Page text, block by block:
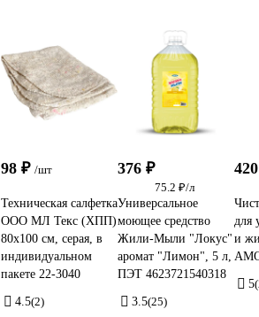
98 ₽ /шт
Техническая салфетка
ООО МЛ Текс (ХПП)
80x100 см, серая, в
индивидуальном
пакете 22-3040
4.5(2)
376 ₽
75.2 ₽/л
Универсальное
моющее средство
Жили-Мыли "Локус"
аромат "Лимон", 5 л,
ПЭТ 4623721540318
3.5(25)
для
и
5